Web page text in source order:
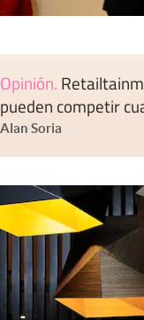
Opinión.
pueden competir
Alan Soria